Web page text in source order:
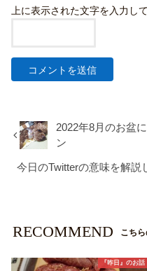
上に表示された文字を入力し
2022年8月のお盆
ン
今日のTwitterの意味を解説
RECOMMEND こちら
『昨日』のお話